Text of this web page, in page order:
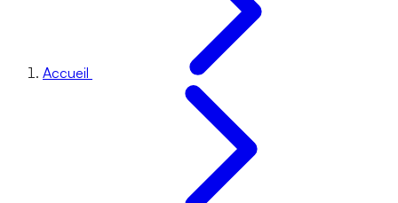
Accueil